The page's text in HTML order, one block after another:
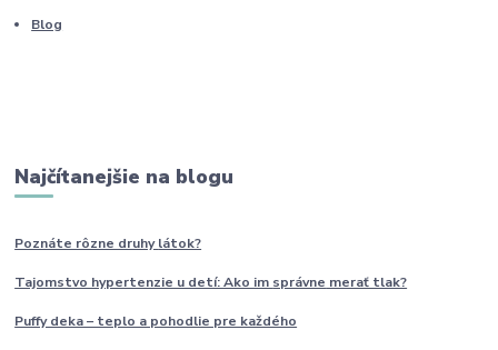
Blog
Najčítanejšie na blogu
Poznáte rôzne druhylátok?
Tajomstvo hypertenzie u detí: Ako im správne merať tlak?
Puffy deka – teplo a pohodlie pre každého